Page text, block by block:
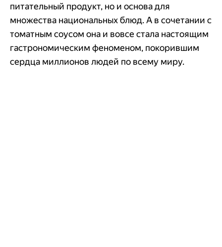
питательный продукт, но и основа для
множества национальных блюд. А в сочетании с
томатным соусом она и вовсе стала настоящим
гастрономическим феноменом, покорившим
сердца миллионов людей по всему миру.